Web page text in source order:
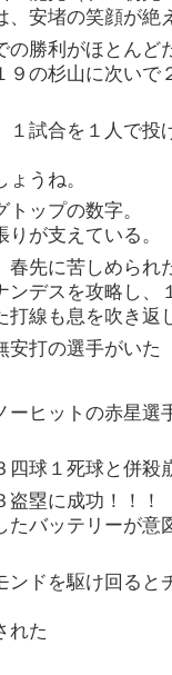
、安堵の笑顔が絶
の勝利がほとんど
９の杉山に次いで
１試合を１人で投
うね。
ップの数字。
が支えている。
春先に苦しめられ
ンデスを攻略し、
打線も息を吹き返
安打の選手がいた
ーヒットの赤星選
四球１死球と併殺
塁に成功！！！
たバッテリーが意
ンドを駆け回ると
れた